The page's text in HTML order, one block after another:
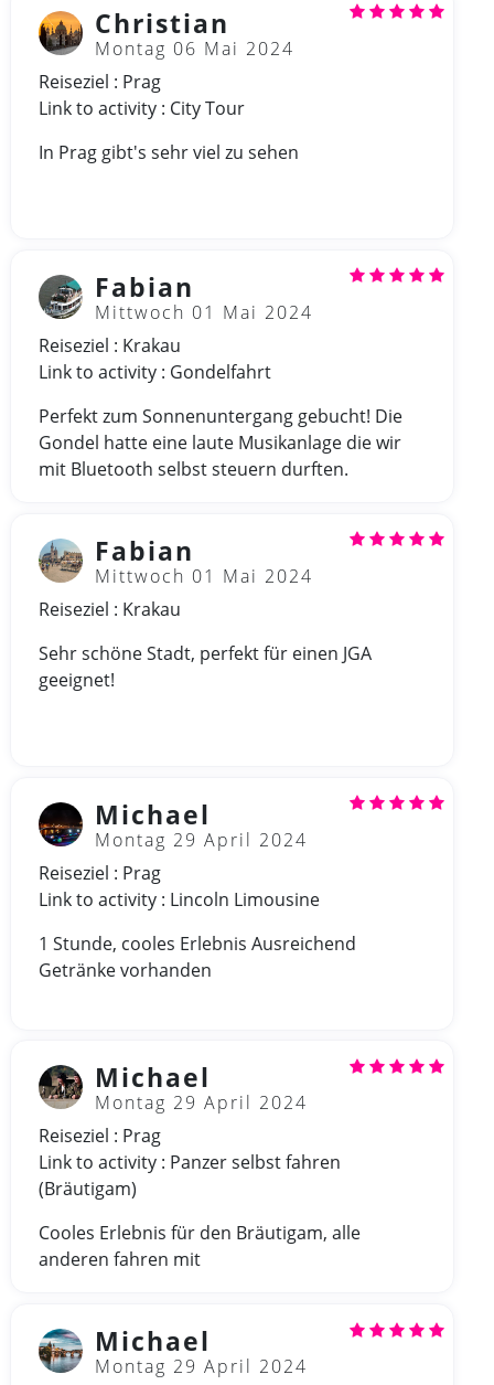
Christian
Montag 06 Mai 2024
Reiseziel : Prag
Link to activity : City Tour
In Prag gibt's sehr viel zu sehen
Fabian
Mittwoch 01 Mai 2024
Reiseziel : Krakau
Link to activity : Gondelfahrt
Perfekt zum Sonnenuntergang gebucht! Die
Gondel hatte eine laute Musikanlage die wir
mit Bluetooth selbst steuern durften.
Fabian
Mittwoch 01 Mai 2024
Reiseziel : Krakau
Sehr schöne Stadt, perfekt für einen JGA
geeignet!
Michael
Montag 29 April 2024
Reiseziel : Prag
Link to activity : Lincoln Limousine
1 Stunde, cooles Erlebnis Ausreichend
Getränke vorhanden
Michael
Montag 29 April 2024
Reiseziel : Prag
Link to activity : Panzer selbst fahren
(Bräutigam)
Cooles Erlebnis für den Bräutigam, alle
anderen fahren mit
Michael
Montag 29 April 2024